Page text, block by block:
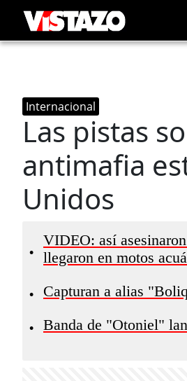
Internacional
Las pistas
antimafia
Unidos
•
VIDEO: así
llegaron en motos
• Capturan a alias
• Banda de "Otoniel"